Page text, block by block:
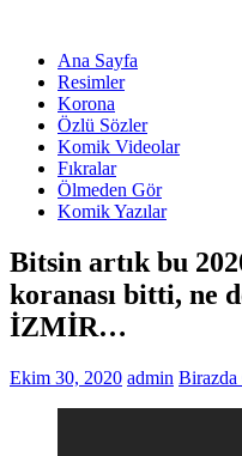
Ana Sayfa
Resimler
Korona
Özlü Sözler
Komik Videolar
Fıkralar
Ölmeden Gör
Komik Yazılar
Bitsin artık bu
koranası bitti, ne
İZMİR…
Ekim 30, 2020 admin